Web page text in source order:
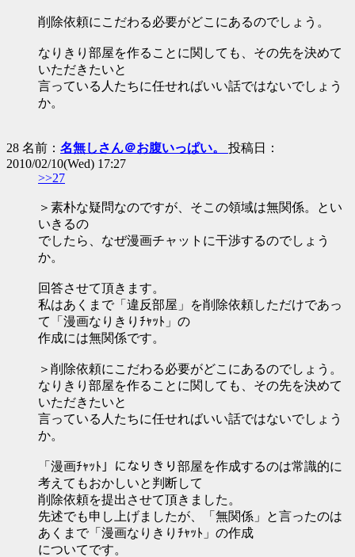
削除依頼にこだわる必要がどこにあるのでしょう。
なりきり部屋を作ることに関しても、その先を決めて
いただきたいと
言っている人たちに任せればいい話ではないでしょう
か。
28 名前： 名無しさん＠お腹いっぱい。 投稿日：
2010/02/10(Wed) 17:27
>>27
＞素朴な疑問なのですが、そこの領域は無関係。とい
いきるの
でしたら、なぜ漫画チャットに干渉するのでしょう
か。
回答させて頂きます。
私はあくまで「違反部屋」を削除依頼しただけであっ
て「漫画なりきりﾁｬｯﾄ」の
作成には無関係です。
＞削除依頼にこだわる必要がどこにあるのでしょう。
なりきり部屋を作ることに関しても、その先を決めて
いただきたいと
言っている人たちに任せればいい話ではないでしょう
か。
「漫画ﾁｬｯﾄ」になりきり部屋を作成するのは常識的に
考えてもおかしいと判断して
削除依頼を提出させて頂きました。
先述でも申し上げましたが、「無関係」と言ったのは
あくまで「漫画なりきりﾁｬｯﾄ」の作成
についてです。